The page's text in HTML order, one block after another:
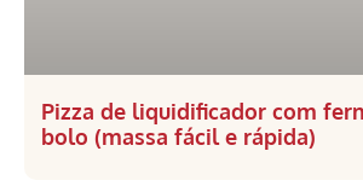
Pizza de liquidificador com
bolo (massa fácil e rápida)